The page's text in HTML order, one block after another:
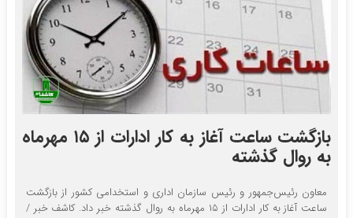
بازگشت ساعت آغاز به کار ادارات از ۱۵ مهرماه
به روال گذشته
معاون رئیس‌جمهور و رئیس سازمان اداری و استخدامی کشور از بازگشت
ساعت آغاز به کار ادارات از ۱۵ مهرماه به روال گذشته خبر داد. کاشف خبر /